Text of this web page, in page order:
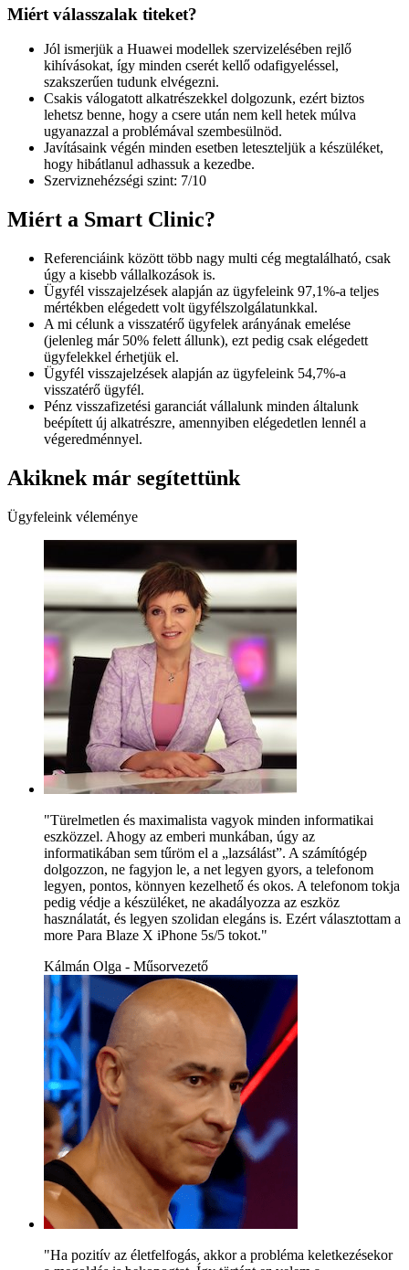
Miért válasszalak titeket?
Jól ismerjük a Huawei modellek szervizelésében rejlő
kihívásokat, így minden cserét kellő odafigyeléssel,
szakszerűen tudunk elvégezni.
Csakis válogatott alkatrészekkel dolgozunk, ezért biztos
lehetsz benne, hogy a csere után nem kell hetek múlva
ugyanazzal a problémával szembesülnöd.
Javításaink végén minden esetben leteszteljük a készüléket,
hogy hibátlanul adhassuk a kezedbe.
Szerviznehézségi szint: 7/10
Miért a Smart Clinic?
Referenciáink között több nagy multi cég megtalálható, csak
úgy a kisebb vállalkozások is.
Ügyfél visszajelzések alapján az ügyfeleink 97,1%-a teljes
mértékben elégedett volt ügyfélszolgálatunkkal.
A mi célunk a visszatérő ügyfelek arányának emelése
(jelenleg már 50% felett állunk), ezt pedig csak elégedett
ügyfelekkel érhetjük el.
Ügyfél visszajelzések alapján az ügyfeleink 54,7%-a
visszatérő ügyfél.
Pénz visszafizetési garanciát vállalunk minden általunk
beépített új alkatrészre, amennyiben elégedetlen lennél a
végeredménnyel.
Akiknek már segítettünk
Ügyfeleink véleménye
"Türelmetlen és maximalista vagyok minden informatikai
eszközzel. Ahogy az emberi munkában, úgy az
informatikában sem tűröm el a „lazsálást”. A számítógép
dolgozzon, ne fagyjon le, a net legyen gyors, a telefonom
legyen, pontos, könnyen kezelhető és okos. A telefonom tokja
pedig védje a készüléket, ne akadályozza az eszköz
használatát, és legyen szolidan elegáns is. Ezért választottam a
more Para Blaze X iPhone 5s/5 tokot."
Kálmán Olga - Műsorvezető
"Ha pozitív az életfelfogás, akkor a probléma keletkezésekor